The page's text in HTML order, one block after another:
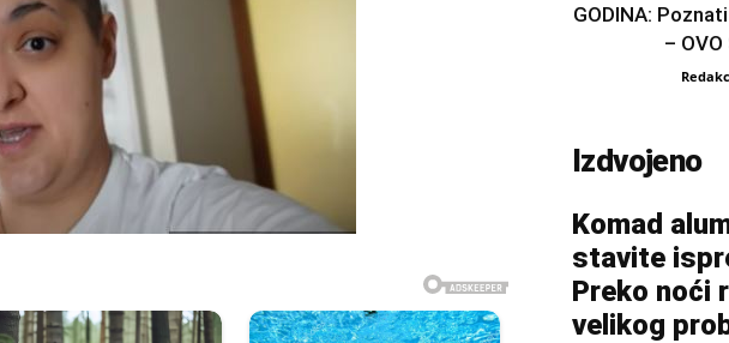
GODINA:
– OVO
Izdvojeno
Komad
stavite
Preko noći
velikog